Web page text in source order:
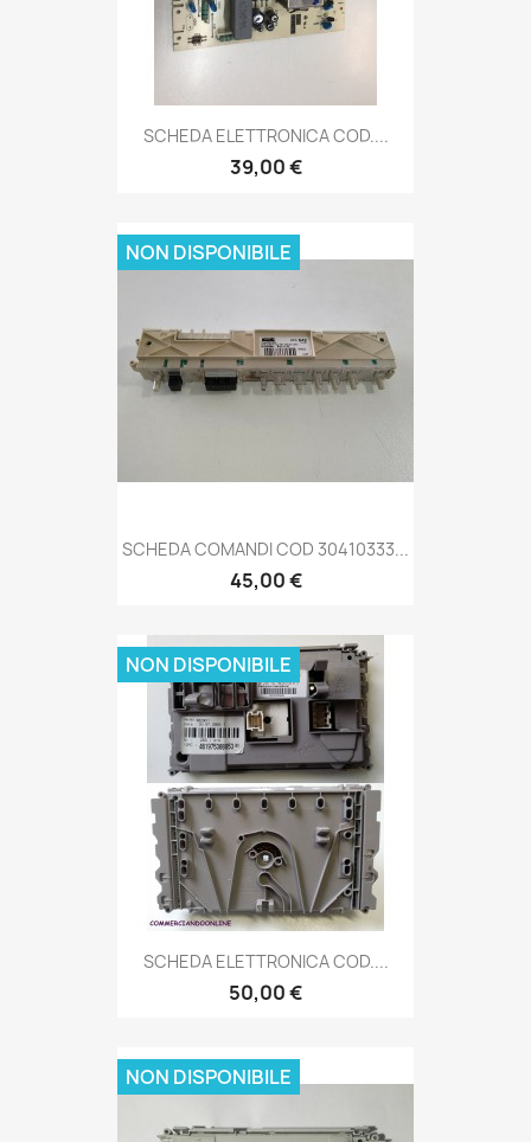
SCHEDA ELETTRONICA COD....
39,00 €
SCHEDA COMANDI COD 30410333...
45,00 €
NON DISPONIBILE
SCHEDA ELETTRONICA COD....
50,00 €
NON DISPONIBILE
NON DISPONIBILE